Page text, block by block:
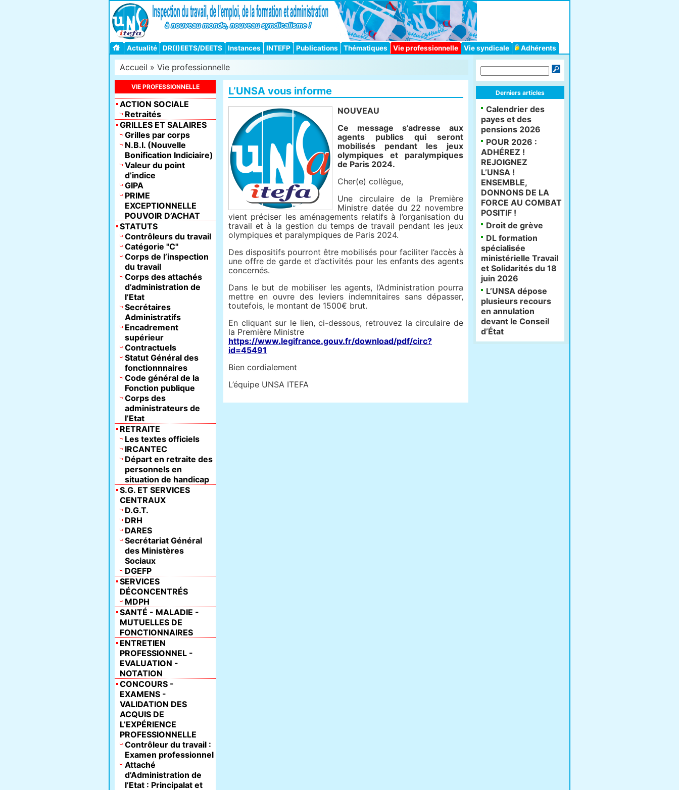
Actualité DR(I)EETS/DEETS Instances INTEFP Publications Thématiques Vie professionnelle Vie syndicale Adhérents
Accueil » Vie professionnelle
L’UNSA vous informe
NOUVEAU
Ce message s’adresse aux
agents publics qui seront
mobilisés pendant les jeux
olympiques et paralympiques
de Paris 2024.
Cher(e) collègue,
Une circulaire de la Première
Ministre datée du 22 novembre
vient préciser les aménagements relatifs à l’organisation du
travail et à la gestion du temps de travail pendant les jeux
olympiques et paralympiques de Paris 2024.
Des dispositifs pourront être mobilisés pour faciliter l’accès à
une offre de garde et d’activités pour les enfants des agents
concernés.
Dans le but de mobiliser les agents, l’Administration pourra
mettre en ouvre des leviers indemnitaires sans dépasser,
toutefois, le montant de 1500€ brut.
En cliquant sur le lien, ci-dessous, retrouvez la circulaire de
la Première Ministre
https://www.legifrance.gouv.fr/download/pdf/circ?
id=45491
Bien cordialement
L’équipe UNSA ITEFA
VIE PROFESSIONNELLE
ACTION SOCIALE
Retraités
GRILLES ET SALAIRES
Grilles par corps
N.B.I. (Nouvelle
Bonification Indiciaire)
Valeur du point
d’indice
GIPA
PRIME
EXCEPTIONNELLE
POUVOIR D’ACHAT
STATUTS
Contrôleurs du travail
Catégorie "C"
Corps de l’inspection
du travail
Corps des attachés
d’administration de
l’Etat
Secrétaires
Administratifs
Encadrement
supérieur
Contractuels
Statut Général des
fonctionnnaires
Code général de la
Fonction publique
Corps des
administrateurs de
l’Etat
RETRAITE
Les textes officiels
IRCANTEC
Départ en retraite des
personnels en
situation de handicap
S.G. ET SERVICES
CENTRAUX
D.G.T.
DRH
DARES
Secrétariat Général
des Ministères
Sociaux
DGEFP
SERVICES
DÉCONCENTRÉS
MDPH
SANTÉ - MALADIE -
MUTUELLES DE
FONCTIONNAIRES
ENTRETIEN
PROFESSIONNEL -
EVALUATION -
NOTATION
CONCOURS -
EXAMENS -
VALIDATION DES
ACQUIS DE
L’EXPÉRIENCE
PROFESSIONNELLE
Contrôleur du travail :
Examen professionnel
Attaché
d’Administration de
l’Etat : Principalat et
Derniers articles
Calendrier des
payes et des
pensions 2026
POUR 2026 :
ADHÉREZ !
REJOIGNEZ
L’UNSA !
ENSEMBLE,
DONNONS DE LA
FORCE AU COMBAT
POSITIF !
Droit de grève
DL formation
spécialisée
ministérielle Travail
et Solidarités du 18
juin 2026
L’UNSA dépose
plusieurs recours
en annulation
devant le Conseil
d’État